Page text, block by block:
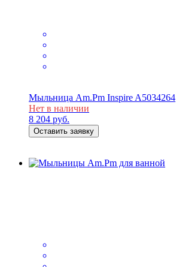
Мыльница Am.Pm Inspire A5034264
Нет в наличии
8 204 руб.
Оставить заявку